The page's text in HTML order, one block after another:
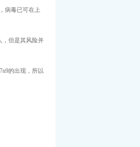
病毒已可在上
，但是其风险并
的出现，所以